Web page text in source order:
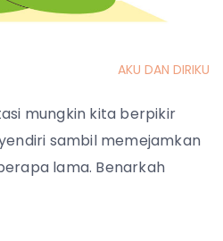
AKU DAN DIRIKU
mungkin kita berpikir
sambil memejamkan
lama. Benarkah